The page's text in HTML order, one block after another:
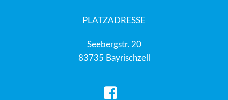
PLATZADRESSE
Seebergstr. 20
83735 Bayrischzell